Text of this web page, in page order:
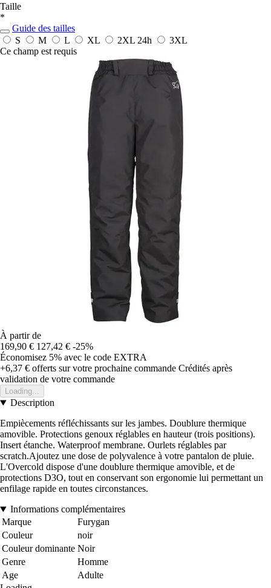
Taille
*
Guide des tailles
S
M L XL 2XL 24h
3XL
Ce champ est requis
À partir de
169,90 € 127,42 € -25%
Économisez 5% avec le code EXTRA
+6,37 € offerts sur votre prochaine commande Crédités après
validation de votre commande
Loading...
Description
Empiècements réfléchissants sur les jambes. Doublure thermique
amovible. Protections genoux réglables en hauteur (trois positions).
Insert étanche. Waterproof membrane. Ourlets réglables par
scratch.Ajoutez une dose de polyvalence à votre pantalon de pluie.
L'Overcold dispose d'une doublure thermique amovible, et de
protections D3O, tout en conservant son ergonomie lui permettant un
enfilage rapide en toutes circonstances.
Informations complémentaires
Marque
Furygan
Couleur
noir
Couleur dominante Noir
Genre
Homme
Age
Adulte